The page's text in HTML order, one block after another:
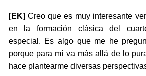
[EK] Creo que es muy interesante
en la formación clásica del
especial. Es algo que me he
porque para mí va más allá de lo
hace plantearme diversas